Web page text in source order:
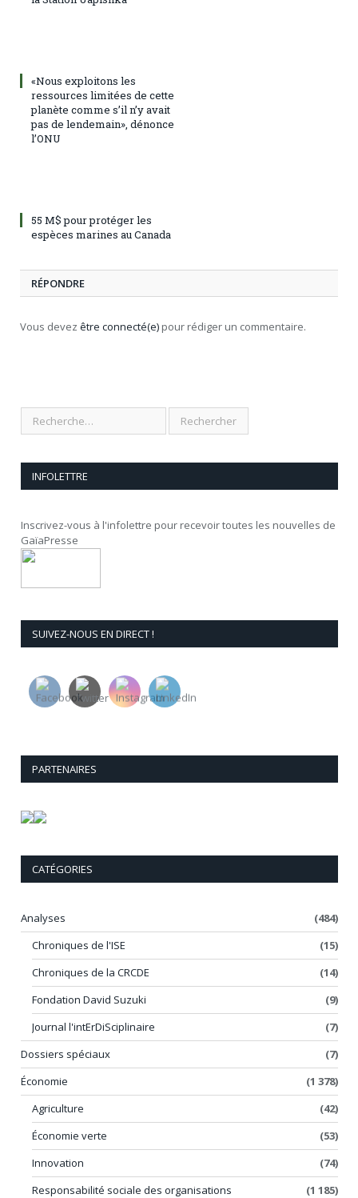
«Nous exploitons les
ressources limitées de cette
planète comme s’il n’y avait
pas de lendemain», dénonce
l’ONU
55 M$ pour protéger les
espèces marines au Canada
RÉPONDRE
Vous devez être connecté(e) pour rédiger un commentaire.
INFOLETTRE
Inscrivez-vous à l'infolettre pour recevoir toutes les nouvelles de
GaïaPresse
SUIVEZ-NOUS EN DIRECT !
PARTENAIRES
CATÉGORIES
Analyses
(484)
Chroniques de l'ISE
(15)
Chroniques de la CRCDE
(14)
Fondation David Suzuki
(9)
Journal l'intErDiSciplinaire
(7)
Dossiers spéciaux
(7)
Économie
(1 378)
Agriculture
(42)
Économie verte
(53)
Innovation
(74)
Responsabilité sociale des organisations
(1 185)